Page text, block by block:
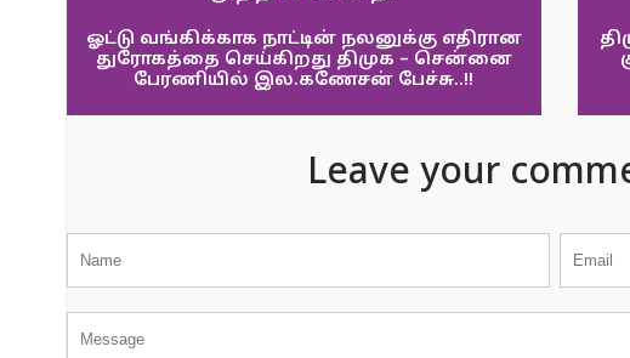
ஓட்டு வங்கிக்காக நாட்டின் நலனுக்கு எதிரான
துரோகத்தை செய்கிறது திமுக – சென்னை
பேரணியில் இல.கணேசன் பேச்சு..!!
Leave your